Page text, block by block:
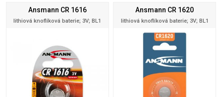
Ansmann CR 1616
lithiová knoflíková baterie; 3V; BL1
Ansmann CR 1620
lithiová knoflíková baterie; 3V; BL1